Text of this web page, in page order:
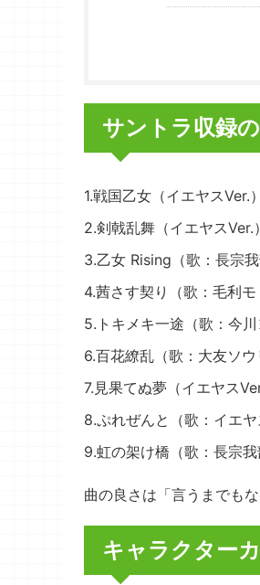
サントラ収録
1.戦国乙女（イエヤスVer.
2.剣戟乱舞（イエヤスVer.
3.乙女 Rising（歌：長宗
4.茜さす契り（歌：毛利モ
5.トキメキ一途（歌：今川
6.百花繚乱（歌：大友ソウ
7.見果てぬ夢（イエヤス
8.ぷれぜんと（歌：イエヤ
9.虹の架け橋（歌：長宗
曲の良さは「言うまでも
キャラクター